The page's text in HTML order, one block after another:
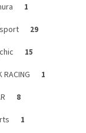
1
29
15
RACING 1
8
1